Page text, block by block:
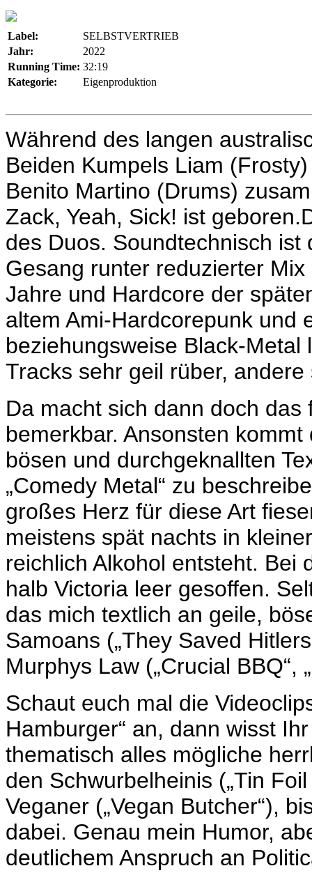
Label:
SELBSTVERTRIEB
Jahr:
2022
Running Time: 32:19
Kategorie:
Eigenproduktion
Während des langen
Beiden Kumpels Liam
Benito Martino (Drums)
Zack, Yeah, Sick! ist
des Duos. Soundtechnisch
Gesang runter reduzierter
Jahre und Hardcore der
altem Ami-Hardcorepunk und
beziehungsweise Black-
Tracks sehr geil rüber,
Da macht sich dann doch
bemerkbar. Ansonsten
bösen und durchgeknallten
„Comedy Metal“ zu
großes Herz für diese Art
meistens spät nachts in
reichlich Alkohol entsteht. Bei
halb Victoria leer gesoffen.
das mich textlich an geile,
Samoans („They Saved
Murphys Law („Crucial BBQ“,
Schaut euch mal die
Hamburger“ an, dann wisst
thematisch alles mögliche
den Schwurbelheinis („Tin
Veganer („Vegan Butcher“),
dabei. Genau mein Humor,
deutlichem Anspruch an